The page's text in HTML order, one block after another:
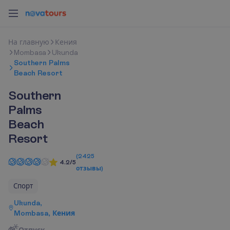
На главную
Кения
Mombasa
Ukunda
Southern Palms
Beach Resort
Southern
Palms
Beach
Resort
4.2/5
(2425
отзывы)
Спорт
Ukunda,
Mombasa, Кения